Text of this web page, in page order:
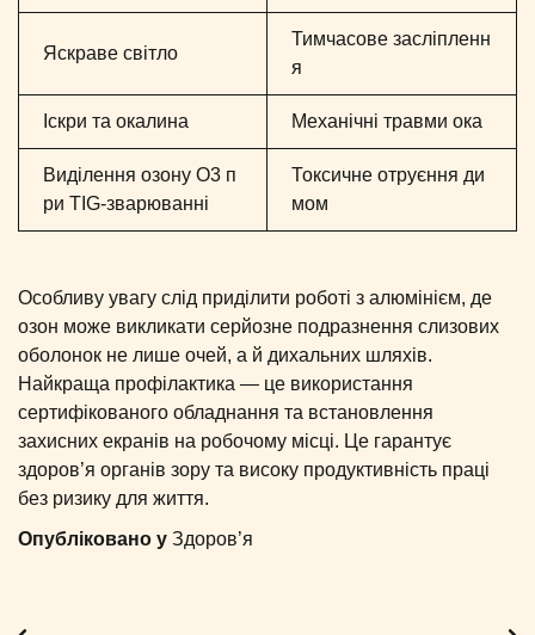
Яскраве світло
Тимчасове засліпленн
я
Іскри та окалина Механічні травми ока
Виділення озону O3 п
ри TIG-зварюванні
Токсичне отруєння ди
мом
Особливу увагу слід приділити роботі з алюмінієм, де
озон може викликати серйозне подразнення слизових
оболонок не лише очей, а й дихальних шляхів.
Найкраща профілактика — це використання
сертифікованого обладнання та встановлення
захисних екранів на робочому місці. Це гарантує
здоров’я органів зору та високу продуктивність праці
без ризику для життя.
Опубліковано у Здоров’я